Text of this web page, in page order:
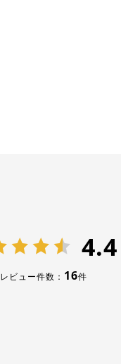
4.4
レビュー件数： 16件